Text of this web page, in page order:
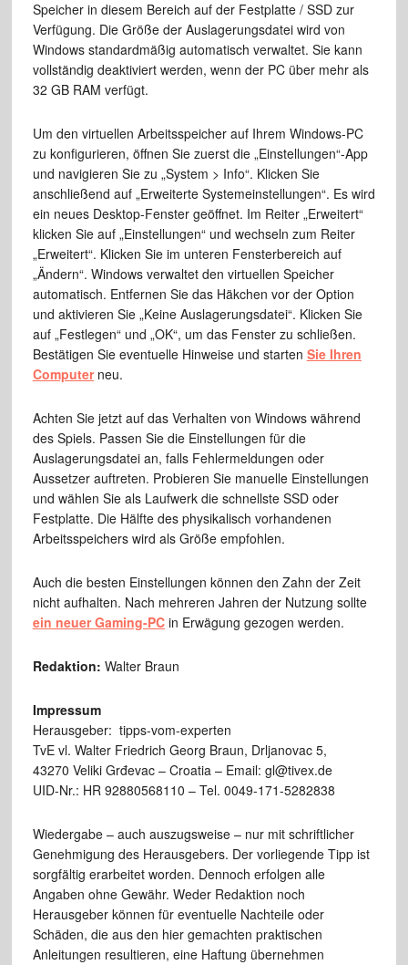
Speicher in diesem Bereich auf der Festplatte / SSD zur
Verfügung. Die Größe der Auslagerungsdatei wird von
Windows standardmäßig automatisch verwaltet. Sie kann
vollständig deaktiviert werden, wenn der PC über mehr als
32 GB RAM verfügt.
Um den virtuellen Arbeitsspeicher auf Ihrem Windows-PC
zu konfigurieren, öffnen Sie zuerst die „Einstellungen“-App
und navigieren Sie zu „System > Info“. Klicken Sie
anschließend auf „Erweiterte Systemeinstellungen“. Es wird
ein neues Desktop-Fenster geöffnet. Im Reiter „Erweitert“
klicken Sie auf „Einstellungen“ und wechseln zum Reiter
„Erweitert“. Klicken Sie im unteren Fensterbereich auf
„Ändern“. Windows verwaltet den virtuellen Speicher
automatisch. Entfernen Sie das Häkchen vor der Option
und aktivieren Sie „Keine Auslagerungsdatei“. Klicken Sie
auf „Festlegen“ und „OK“, um das Fenster zu schließen.
Bestätigen Sie eventuelle Hinweise und starten Sie Ihren
Computerneu.
Achten Sie jetzt auf das Verhalten von Windows während
des Spiels. Passen Sie die Einstellungen für die
Auslagerungsdatei an, falls Fehlermeldungen oder
Aussetzer auftreten. Probieren Sie manuelle Einstellungen
und wählen Sie als Laufwerk die schnellste SSD oder
Festplatte. Die Hälfte des physikalisch vorhandenen
Arbeitsspeichers wird als Größe empfohlen.
Auch die besten Einstellungen können den Zahn der Zeit
nicht aufhalten. Nach mehreren Jahren der Nutzung sollte
ein neuer Gaming-PCin Erwägung gezogen werden.
Redaktion: Walter Braun
Impressum
Herausgeber: tipps-vom-experten
TvE vl. Walter Friedrich Georg Braun, Drljanovac 5,
43270 Veliki Grđevac – Croatia – Email: gl@tivex.de
UID-Nr.: HR 92880568110 – Tel. 0049-171-5282838
Wiedergabe – auch auszugsweise – nur mit schriftlicher
Genehmigung des Herausgebers. Der vorliegende Tipp ist
sorgfältig erarbeitet worden. Dennoch erfolgen alle
Angaben ohne Gewähr. Weder Redaktion noch
Herausgeber können für eventuelle Nachteile oder
Schäden, die aus den hier gemachten praktischen
Anleitungen resultieren, eine Haftung übernehmen